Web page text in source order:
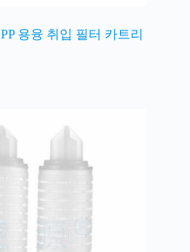
용융 취입 필터 카트리